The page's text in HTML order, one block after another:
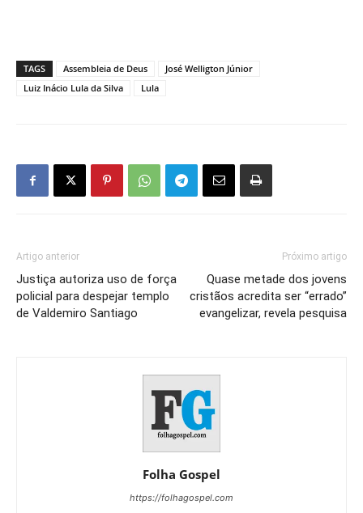
TAGS Assembleia de Deus
José Welligton Júnior
Luiz Inácio Lula da Silva
Lula
Artigo anterior
Justiça autoriza uso de força
policial para despejar templo
de Valdemiro Santiago
Próximo artigo
Quase metade dos jovens
cristãos acredita ser “errado”
evangelizar, revela pesquisa
Folha Gospel
https://folhagospel.com